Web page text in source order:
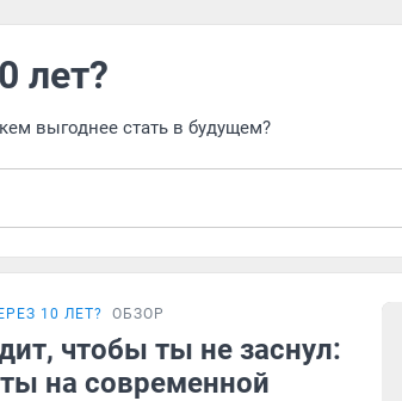
лет?
выгоднее стать в будущем?
10 ЛЕТ? ОБЗОР
чтобы ты не заснул:
на современной